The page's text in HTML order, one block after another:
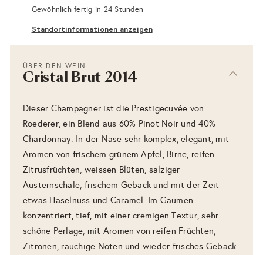
Gewöhnlich fertig in 24 Stunden
Standortinformationen anzeigen
ÜBER DEN WEIN
Cristal Brut 2014
Dieser Champagner ist die Prestigecuvée von
Roederer, ein Blend aus 60% Pinot Noir und 40%
Chardonnay. In der Nase sehr komplex, elegant, mit
Aromen von frischem grünem Apfel, Birne, reifen
Zitrusfrüchten, weissen Blüten, salziger
Austernschale, frischem Gebäck und mit der Zeit
etwas Haselnuss und Caramel. Im Gaumen
konzentriert, tief, mit einer cremigen Textur, sehr
schöne Perlage, mit Aromen von reifen Früchten,
Zitronen, rauchige Noten und wieder frisches Gebäck.